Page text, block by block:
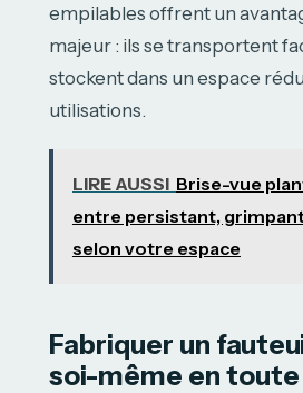
empilables offrent un
majeur : ils se transportent
stockent dans un espace
utilisations.
LIRE AUSSI Brise-vue
entre persistant,
selon votre espace
Fabriquer un
soi-même en